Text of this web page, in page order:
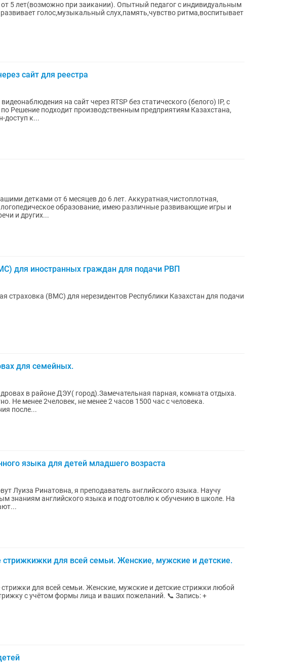
от 5 лет(возможно при заикании). Опытный педагог с индивидуальным
голос,музыкальный слух,память,чувство ритма,воспитывает
сайт для реестра
на сайт через RTSP без статического (белого) IP, с
доступ к...
детками от 6 месяцев до 6 лет. Аккуратная,чистоплотная,
образование, имею различные развивающие игры и
и других...
для иностранных граждан для подачи РВП
страховка (ВМС) для нерезидентов Республики Казахстан для подачи
для семейных.
в районе ДЭУ( город).Замечательная парная, комната отдыха.
Не менее 2человек, не менее 2 часов 1500 час с человека.
после...
языка для детей младшего возраста
Луиза Ринатовна, я преподаватель английского языка. Научу
знаниям английского языка и подготовлю к обучению в школе. На
для всей семьи. Женские, мужские и детские.
для всей семьи. Женские, мужские и детские стрижки любой
с учётом формы лица и ваших пожеланий. 📞 Запись: +